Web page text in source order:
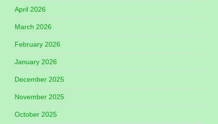
April 2026
March 2026
February 2026
January 2026
December 2025
November 2025
October 2025